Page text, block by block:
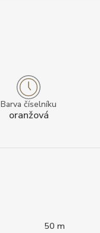
Barva číselníku
oranžová
50 m